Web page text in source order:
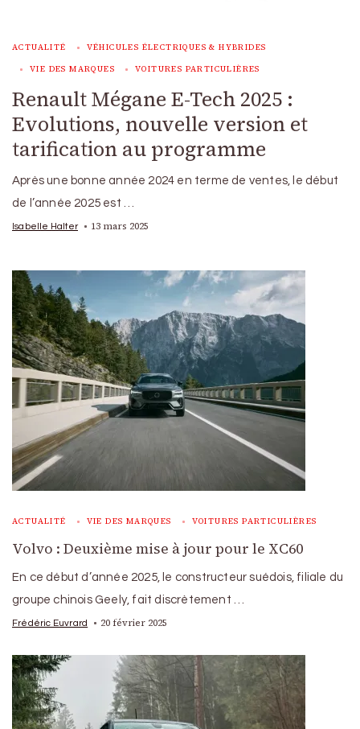
ACTUALITÉ VÉHICULES ÉLECTRIQUES & HYBRIDES
VIE DES MARQUES VOITURES PARTICULIÈRES
Renault Mégane E-Tech 2025 :
Evolutions, nouvelle version et
tarification au programme
Après une bonne année 2024 en terme de ventes, le début
de l’année 2025 est …
Isabelle Halter 13 mars 2025
ACTUALITÉ VIE DES MARQUES VOITURES PARTICULIÈRES
Volvo : Deuxième mise à jour pour le XC60
En ce début d’année 2025, le constructeur suédois, filiale du
groupe chinois Geely, fait discrètement …
Frédéric Euvrard 20 février 2025